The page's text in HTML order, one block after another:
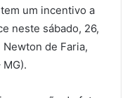
um incentivo a
neste sábado, 26,
de Faria,